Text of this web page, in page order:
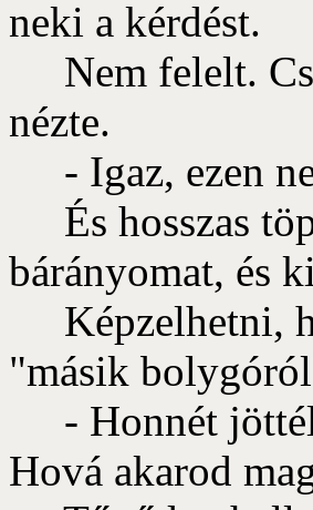
neki a kérdést.
Nem felelt.
nézte.
- Igaz, ezen
És hosszas
bárányomat, és
Képzelhetni,
"másik
- Honnét jöttél,
Hová akarod